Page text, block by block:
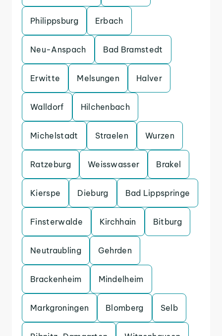
Philippsburg Erbach
Neu-Anspach Bad Bramstedt
Erwitte Melsungen Halver
Walldorf Hilchenbach
Michelstadt Straelen Wurzen
Ratzeburg Weisswasser Brakel
Kierspe Dieburg Bad Lippspringe
Finsterwalde Kirchhain Bitburg
Neutraubling Gehrden
Brackenheim Mindelheim
Markgroningen Blomberg Selb